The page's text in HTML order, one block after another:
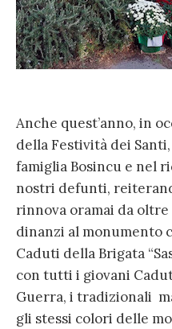
Anche quest’anno, in
della Festività dei
famiglia Bosincu e nel
nostri defunti,
rinnova oramai da
dinanzi al monumento
Caduti della Brigata
con tutti i giovani
Guerra, i tradizionali
gli stessi colori delle